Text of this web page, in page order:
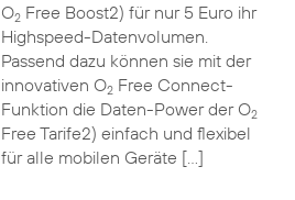
O2Free Boost2) für nur 5 Euro ihr
Highspeed-Datenvolumen.
Passend dazu können sie mit der
innovativen O2Free Connect-
Funktion die Daten-Power der O2
Free Tarife2) einfach und flexibel
für alle mobilen Geräte […]